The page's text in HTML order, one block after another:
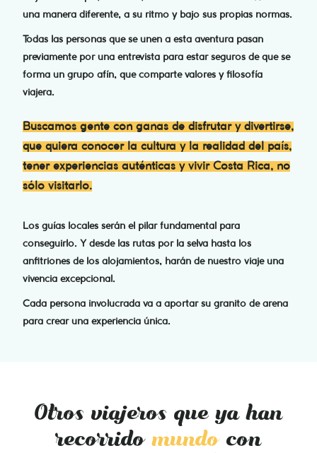
una manera diferente, a su ritmo y bajo sus propias normas.
Todas las personas que se unen a esta aventura pasan
previamente por una entrevista para estar seguros de que se
forma un grupo afín, que comparte valores y filosofía
viajera.
Buscamos gente con ganas de disfrutar y divertirse,
que quiera conocer la cultura y la realidad del país,
tener experiencias auténticas y vivir Costa Rica, no
sólo visitarlo.
Los guías locales serán el pilar fundamental para
conseguirlo. Y desde las rutas por la selva hasta los
anfitriones de los alojamientos, harán de nuestro viaje una
vivencia excepcional.
Cada persona involucrada va a aportar su granito de arena
para crear una experiencia única.
Otros viajeros que ya han
recorridomundocon